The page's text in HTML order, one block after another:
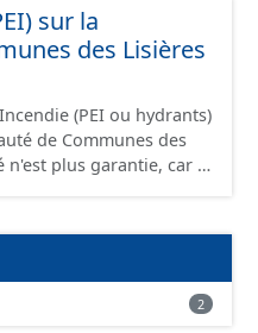
prélèvement destiné
: au sous-bassin
prises d’eau
à ce bassin versant
des
de prélèvement destiné
à l’alimentation du
» et de «
(AAC, BAC) sont ici
sur la
des Lisières
(PEI ou hydrants)
de Communes des
n'est plus garantie, car il
2